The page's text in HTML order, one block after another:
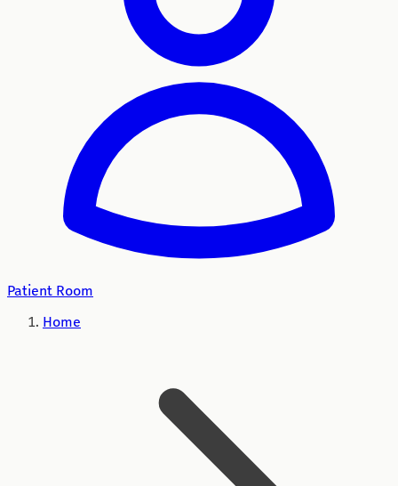
Patient Room
Home